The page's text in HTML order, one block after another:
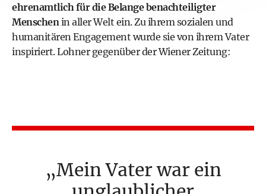
ehrenamtlich für die Belange benachteiligter
Menschen in aller Welt ein. Zu ihrem sozialen und
humanitären Engagement wurde sie von ihrem Vater
inspiriert. Lohner gegenüber der Wiener Zeitung:
Mein Vater war ein